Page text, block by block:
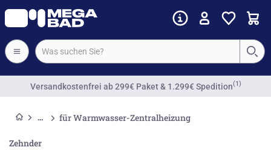
Vorkassenrabatt
für Warmwasser-Zentralheizung
Zehnder